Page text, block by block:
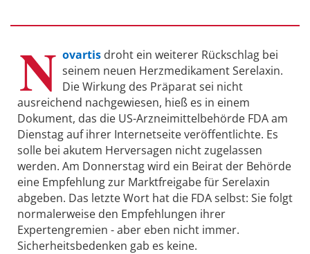
N ovartis droht ein weiterer Rückschlag bei
seinem neuen Herzmedikament Serelaxin.
Die Wirkung des Präparat sei nicht
ausreichend nachgewiesen, hieß es in einem
Dokument, das die US-Arzneimittelbehörde FDA am
Dienstag auf ihrer Internetseite veröffentlichte. Es
solle bei akutem Herversagen nicht zugelassen
werden. Am Donnerstag wird ein Beirat der Behörde
eine Empfehlung zur Marktfreigabe für Serelaxin
abgeben. Das letzte Wort hat die FDA selbst: Sie folgt
normalerweise den Empfehlungen ihrer
Expertengremien - aber eben nicht immer.
Sicherheitsbedenken gab es keine.